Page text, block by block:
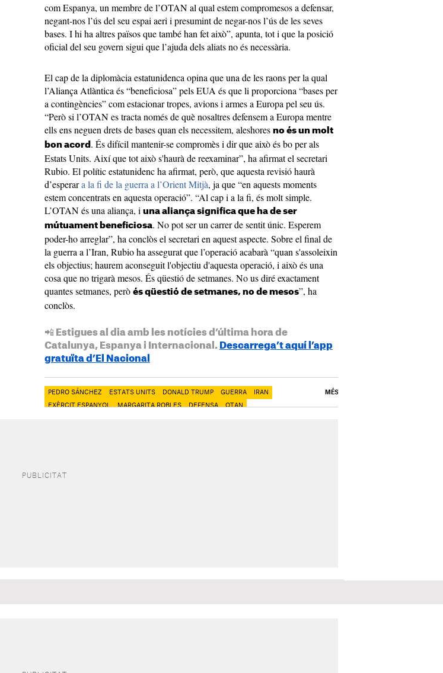
com Espanya, un membre de l’OTAN al qual estem compromesos a defensar,
negant-nos l’ús del seu espai aeri i presumint de negar-nos l’ús de les seves
bases. I hi ha altres països que també han fet això”, apunta, tot i que la posició
oficial del seu govern sigui que l’ajuda dels aliats no és necessària.
El cap de la diplomàcia estatunidenca opina que una de les raons per la qual
l’Aliança Atlàntica és “beneficiosa” pels EUA és que li proporciona “bases per
a contingències” com estacionar tropes, avions i armes a Europa pel seu ús.
“Però si l’OTAN es tracta només de què nosaltres defensem a Europa mentre
ells ens neguen drets de bases quan els necessitem, aleshores no és un molt
bon acord . És difícil mantenir-se compromès i dir que això és bo per als
Estats Units. Així que tot això s'haurà de reexaminar”, ha afirmat el secretari
Rubio. El polític estatunidenc ha afirmat, però, que aquesta revisió haurà
d’esperara la fi de la guerra a l’Orient Mitjà, ja que “en aquests moments
estem concentrats en aquesta operació”. “Al cap i a la fi, és molt simple.
L’OTAN és una aliança, i una aliança significa que ha de ser
mútuament beneficiosa. No pot ser un carrer de sentit únic. Esperem
poder-ho arreglar”, ha conclòs el secretari en aquest aspecte. Sobre el final de
la guerra a l’Iran, Rubio ha assegurat que l’operació acabarà “quan s'assoleixin
els objectius; haurem aconseguit l'objectiu d'aquesta operació, i això és una
cosa que no trigarà mesos. És qüestió de setmanes. No us diré exactament
quantes setmanes, però és qüestió de setmanes, no de mesos”, ha
conclòs.
📲 Estigues al dia amb les notícies d’última hora de
Catalunya, Espanya i Internacional. Descarrega’t aquí l’app
gratuïta d’El Nacional
PEDRO SÁNCHEZ ESTATS UNITS DONALD TRUMP GUERRA IRAN
EXÈRCIT ESPANYOL MARGARITA ROBLES DEFENSA OTAN
MÉS